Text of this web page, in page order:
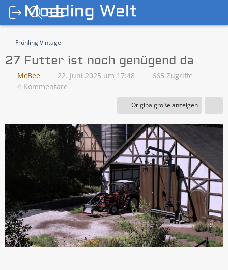
Frühling Vintage
27 Futter ist noch genügend da
McBee 22. Juni 2025 um 17:48
665 Zugriffe
4 Kommentare
Originalgröße anzeigen